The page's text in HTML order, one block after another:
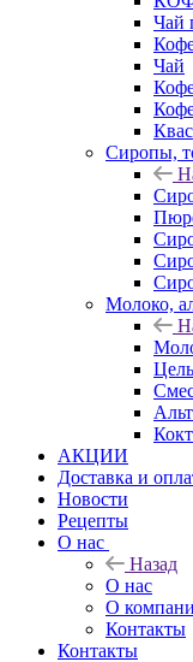
Чай
Чай
Квас
Сиропы,
Молоко,
АКЦИИ
Доставка и
Новости
Рецепты
О нас
Назад
О нас
О
Контакты
Контакты